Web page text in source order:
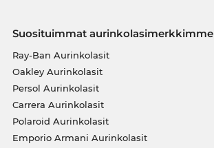
Suosituimmat aurinkolasimerkkimme
Ray-Ban Aurinkolasit
Oakley Aurinkolasit
Persol Aurinkolasit
Carrera Aurinkolasit
Polaroid Aurinkolasit
Emporio Armani Aurinkolasit